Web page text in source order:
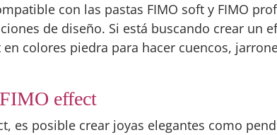
con las pastas FIMO soft y FIMO
de diseño. Si está buscando crear un
colores piedra para hacer cuencos,
effect
es posible crear joyas elegantes como